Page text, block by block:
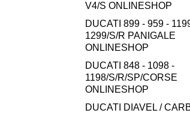
V4/S ONLINESHOP
DUCATI 899 - 959 -
1299/S/R PANIGALE
ONLINESHOP
DUCATI 848 - 1098 -
1198/S/R/SP/CORSE
ONLINESHOP
DUCATI DIAVEL /